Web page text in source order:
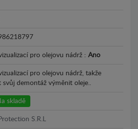
pro olejovu nádrž : Ano
pro olejovu nádrž, takže
demontáž výměnit oleje..
skladě
S.R.L